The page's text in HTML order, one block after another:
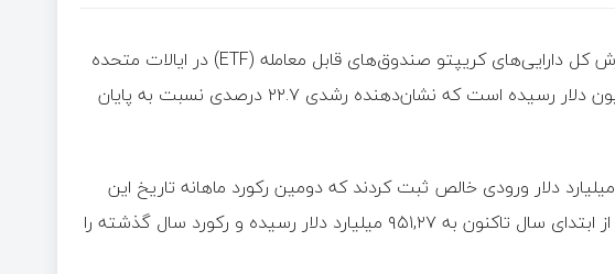
طبق گزارش تازه شرکت ای‌تی‌اف‌جی‌آی (ETFGI) ارزش کل دارایی‌های کریپتو صندوق‌های قابل معامله (ETF) در ایالات متحده
تا پایان سپتامبر ۲۰۲۵ به رقم بی‌سابقه ۱۲.۷۰ تریلیون دلار رسیده است که نشان‌دهنده رشدی ۲۲.۷ درصدی نسبت به پایان
در ماه سپتامبر، ETFهای آمریکایی بیش از ۱۵۲,۵ میلیارد دلار ورودی خالص ثبت کردند که دومین رکورد ماهانه تاریخ این
صنعت محسوب می‌شود. در مجموع، ورود سرمایه از ابتدای سال تاکنون به ۹۵۱,۲۷ میلیارد دلار رسیده و رکورد سال گذشته را